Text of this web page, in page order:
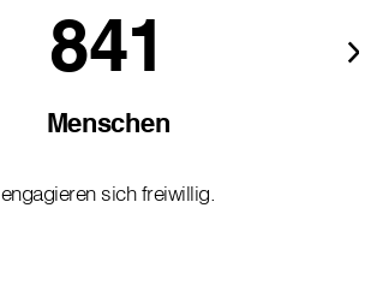
841
Menschen
engagieren sich freiwillig.